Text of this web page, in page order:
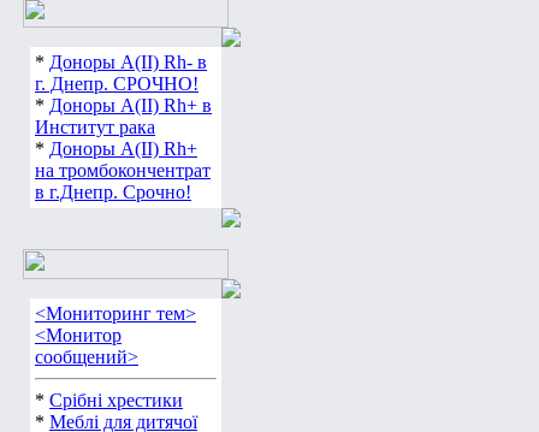
* Доноры А(ІІ) Rh- в
г. Днепр. СРОЧНО!
* Доноры А(ІІ) Rh+ в
Институт рака
* Доноры А(ІІ) Rh+
на тромбокончентрат
в г.Днепр. Срочно!
<Мониторинг тем>
<Монитор
сообщений>
* Срібні хрестики
* Меблі для дитячої